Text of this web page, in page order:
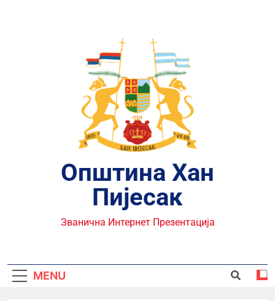
Општина Хан
Пијесак
Званична Интернет Презентација
MENU